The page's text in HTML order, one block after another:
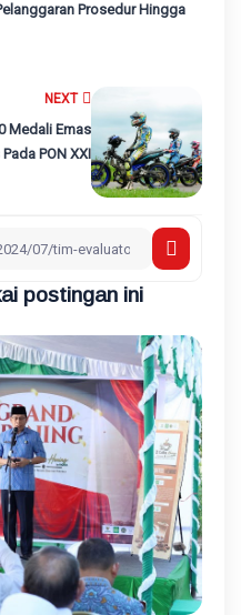
NEXT
Medali Emas
PON XXI
Prosedur Hingga
postingan ini